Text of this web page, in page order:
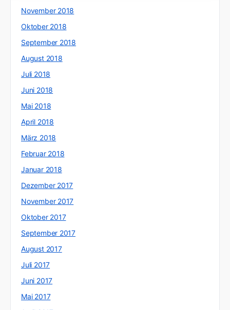
November 2018
Oktober 2018
September 2018
August 2018
Juli 2018
Juni 2018
Mai 2018
April 2018
März 2018
Februar 2018
Januar 2018
Dezember 2017
November 2017
Oktober 2017
September 2017
August 2017
Juli 2017
Juni 2017
Mai 2017